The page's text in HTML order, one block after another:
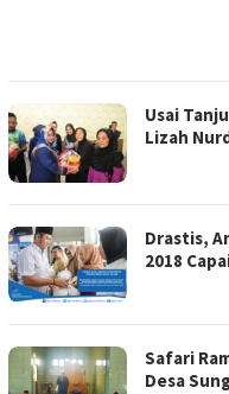
Usai
Lizah
Drastis,
2018
Safari
Desa